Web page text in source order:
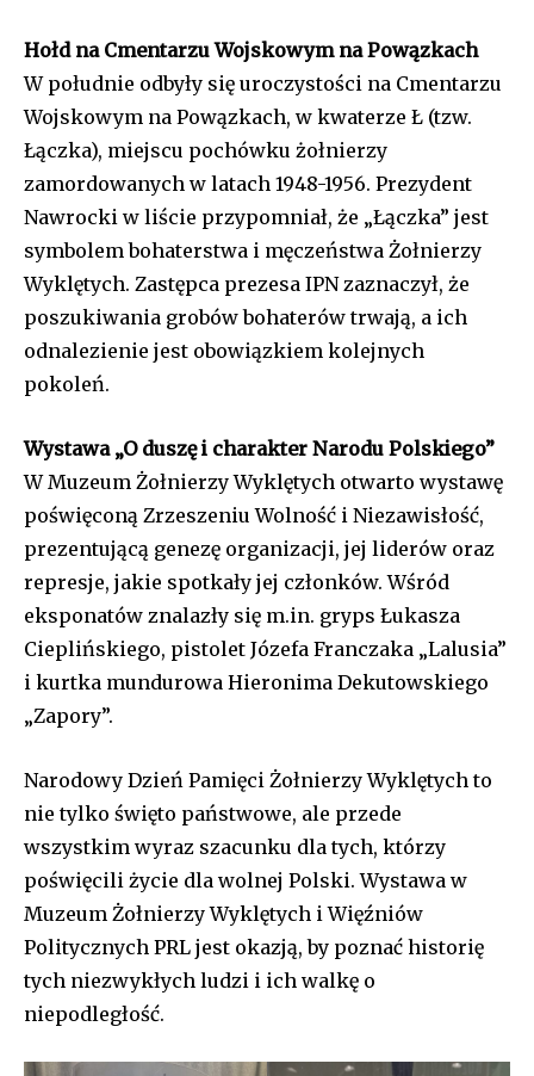
Hołd na Cmentarzu Wojskowym na Powązkach
W południe odbyły się uroczystości na Cmentarzu
Wojskowym na Powązkach, w kwaterze Ł (tzw.
Łączka), miejscu pochówku żołnierzy
zamordowanych w latach 1948-1956. Prezydent
Nawrocki w liście przypomniał, że „Łączka” jest
symbolem bohaterstwa i męczeństwa Żołnierzy
Wyklętych. Zastępca prezesa IPN zaznaczył, że
poszukiwania grobów bohaterów trwają, a ich
odnalezienie jest obowiązkiem kolejnych
pokoleń.
Wystawa „O duszę i charakter Narodu Polskiego”
W Muzeum Żołnierzy Wyklętych otwarto wystawę
poświęconą Zrzeszeniu Wolność i Niezawisłość,
prezentującą genezę organizacji, jej liderów oraz
represje, jakie spotkały jej członków. Wśród
eksponatów znalazły się m.in. gryps Łukasza
Cieplińskiego, pistolet Józefa Franczaka „Lalusia”
i kurtka mundurowa Hieronima Dekutowskiego
„Zapory”.
Narodowy Dzień Pamięci Żołnierzy Wyklętych to
nie tylko święto państwowe, ale przede
wszystkim wyraz szacunku dla tych, którzy
poświęcili życie dla wolnej Polski. Wystawa w
Muzeum Żołnierzy Wyklętych i Więźniów
Politycznych PRL jest okazją, by poznać historię
tych niezwykłych ludzi i ich walkę o
niepodległość.